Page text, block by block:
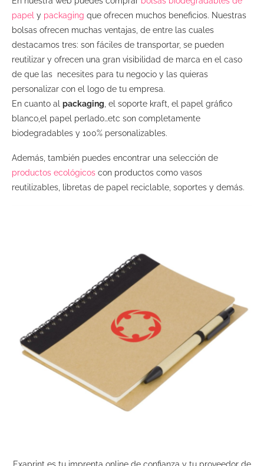
papel y packaging que ofrecen muchos beneficios. Nuestras
bolsas ofrecen muchas ventajas, de entre las cuales
destacamos tres: son fáciles de transportar, se pueden
reutilizar y ofrecen una gran visibilidad de marca en el caso
de que las necesites para tu negocio y las quieras
personalizar con el logo de tu empresa.
En cuanto al packaging , el soporte kraft, el papel gráfico
blanco,el papel perlado…etc son completamente
biodegradables y 100% personalizables.
Además, también puedes encontrar una selección de
productos ecológicos con productos como vasos
reutilizables, libretas de papel reciclable, soportes y demás.